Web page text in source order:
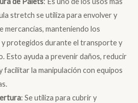
stretch se utiliza para envolver y
mercancías, manteniendo los
protegidos durante el transporte y
Esto ayuda a prevenir daños, reducir
facilitar la manipulación con equipos
: Se utiliza para cubrir y